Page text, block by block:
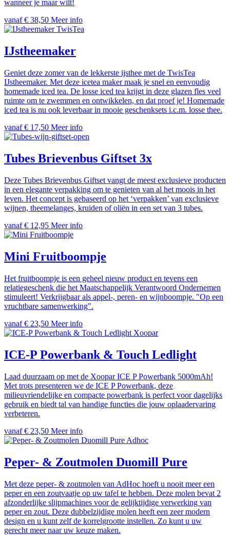
wanneer je maar wilt!
vanaf € 38,50 Meer info
TwisTea
IJstheemaker
Geniet deze zomer van de lekkerste ijsthee met de TwisTea
IJstheemaker. Met deze icetea maker maak je snel en eenvoudig
homemade iced tea. De losse iced tea krijgt in deze glazen fles veel
ruimte om te zwemmen en ontwikkelen, en dat proef je! Homemade
iced tea is nu ook leverbaar in mooie geschenksets i.c.m. losse thee.
vanaf € 17,50 Meer info
Tubes Brievenbus Giftset 3x
Deze Tubes Brievenbus Giftset vangt de meest exclusieve producten
in een elegante verpakking om te genieten van al het moois in het
leven. Het concept is gebaseerd op het ‘verpakken’ van exclusieve
wijnen, theemelanges, kruiden of oliën in een set van 3 tubes.
vanaf € 12,95 Meer info
Mini Fruitboompje
Het fruitboompje is een geheel nieuw product en tevens een
relatiegeschenk die het Maatschappelijk Verantwoord Ondernemen
stimuleert! Verkrijgbaar als appel-, peren- en wijnboompje. "Op een
vruchtbare samenwerking".
vanaf € 23,50 Meer info
Xoopar
ICE-P Powerbank & Touch Ledlight
Laad duurzaam op met de Xoopar ICE P Powerbank 5000mAh!
Met trots presenteren we de ICE P Powerbank, deze
milieuvriendelijke en compacte powerbank is perfect voor dagelijks
gebruik en biedt tal van handige functies die jouw oplaadervaring
verbeteren.
vanaf € 23,50 Meer info
Adhoc
Peper- & Zoutmolen Duomill Pure
Met deze peper- & zoutmolen van AdHoc hoeft u nooit meer een
peper en een zoutvaatje op uw tafel te hebben. Deze molen bevat 2
afzonderlijke slijpmachines voor de gelijktijdige verwerking van
peper en zout. Deze dubbelzijdige molen heeft een zeer modern
design en u kunt zelf de korrelgrootte instellen. Zo kunt u uw
gerecht meer naar uw keuze maken.